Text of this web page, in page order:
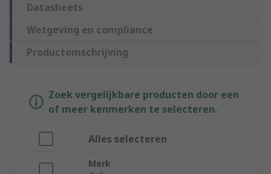
Datasheets
Wetgeving en compliance
Productomschrijving
Zoek vergelijkbare producten door een
of meer kenmerken te selecteren.
Alles selecteren
Merk